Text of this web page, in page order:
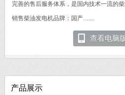
完善的售后服务体系，是国内技术一流的
销售柴油发电机品牌：国产…...
查看电脑
产品展示